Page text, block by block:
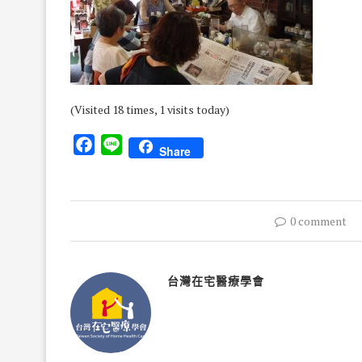
(Visited 18 times, 1 visits today)
Facebook
Line Share
0 comment
台灣在宅醫療學會